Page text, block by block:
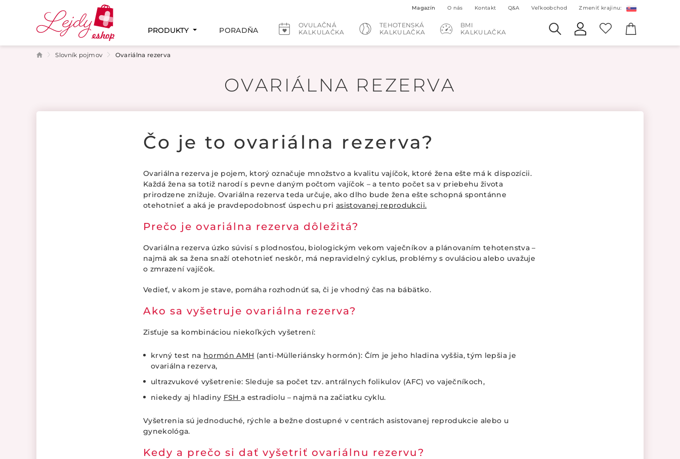
Slovník pojmov Ovariálna rezerva
OVARIÁLNA REZERVA
Čo je to ovariálna rezerva?
Ovariálna rezerva je pojem, ktorý označuje množstvo a kvalitu vajíčok, ktoré žena ešte má k dispozícii.
Každá žena sa totiž narodí s pevne daným počtom vajíčok – a tento počet sa v priebehu života
prirodzene znižuje. Ovariálna rezerva teda určuje, ako dlho bude žena ešte schopná spontánne
otehotnieť a aká je pravdepodobnosť úspechu pri asistovanej reprodukcii.
Prečo je ovariálna rezerva dôležitá?
Ovariálna rezerva úzko súvisí s plodnosťou, biologickým vekom vaječníkov a plánovaním tehotenstva –
najmä ak sa žena snaží otehotnieť neskôr, má nepravidelný cyklus, problémy s ovuláciou alebo uvažuje
o zmrazení vajíčok.
Vedieť, v akom je stave, pomáha rozhodnúť sa, či je vhodný čas na bábätko.
Ako sa vyšetruje ovariálna rezerva?
Zisťuje sa kombináciou niekoľkých vyšetrení:
krvný test na hormón AMH (anti-Mülleriánsky hormón): Čím je jeho hladina vyššia, tým lepšia je
ovariálna rezerva,
ultrazvukové vyšetrenie: Sleduje sa počet tzv. antrálnych folikulov (AFC) vo vaječníkoch,
niekedy aj hladiny FSHa estradiolu – najmä na začiatku cyklu.
Vyšetrenia sú jednoduché, rýchle a bežne dostupné v centrách asistovanej reprodukcie alebo u
gynekológa.
Kedy a prečo si dať vyšetriť ovariálnu rezervu?
PRODUKTY PORADŇA
OVULAČNÁ
KALKULAČKA
TEHOTENSKÁ
KALKULAČKA
BMI
KALKULAČKA
Magazín O nás Kontakt Q&A Veľkoobchod Zmeniť krajinu: